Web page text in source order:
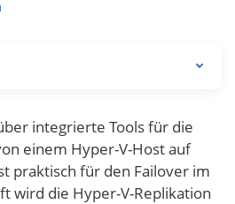
integrierte Tools für die
einem Hyper-V-Host auf
praktisch für den Failover im
wird die Hyper-V-Replikation